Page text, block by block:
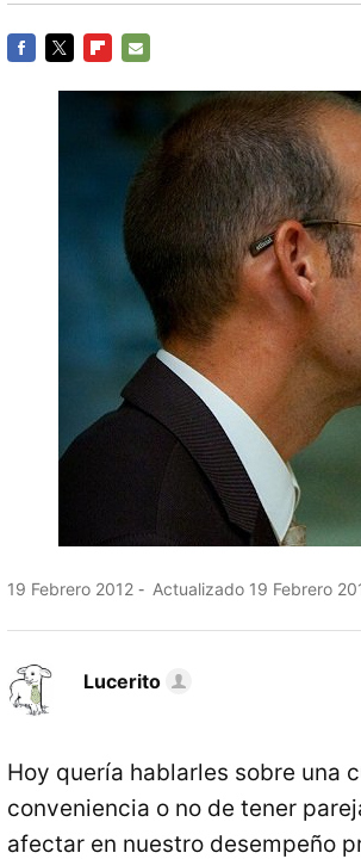
19 Febrero 2012 Actualizado 19 Febrero
Lucerito
Hoy quería hablarles sobre una
conveniencia o no de tener
afectar en nuestro desempeño